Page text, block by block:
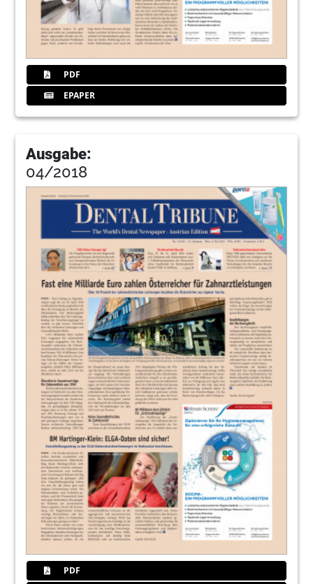
PDF
EPAPER
Ausgabe:
04/2018
PDF